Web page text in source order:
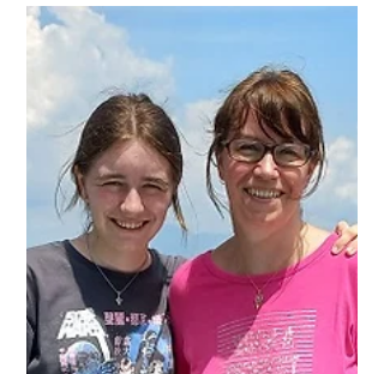
Warum es nützlich ist, ein
bisschen Indonesisch zu
können: unsere
Erfahrungen auf Lombok
Von Stephie Als wir vor sechs Jahren das
erste Mal nach Bali geflogen sind, kamen
wir größtenteils gut mit Englisch klar.
Wir erfuhren,...